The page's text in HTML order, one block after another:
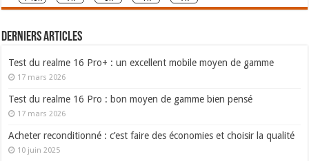
Derniers articles
Test du realme 16 Pro+ : un excellent mobile moyen de gamme
17 mars 2026
Test du realme 16 Pro : bon moyen de gamme bien pensé
17 mars 2026
Acheter reconditionné : c’est faire des économies et choisir la qualité
10 juin 2025